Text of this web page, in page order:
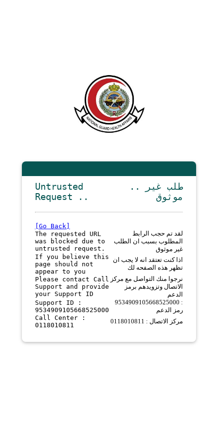
Untrusted
Request ..
.. طلب غير
موثوق
[Go Back]
The requested URL
was blocked due to
untrusted request.
لقد تم حجب الرابط
المطلوب بسبب ان الطلب
غير موثوق
If you believe this
page should not
appear to you
اذا كنت تعتقد انه لا يجب ان
تظهر هذه الصفحه لك
Please contact Call
Support and provide
your Support ID
نرجوا منك التواصل مع مركز
الاتصال وتزويدهم برمز
الدعم
Support ID :
9534909105668525000
9534909105668525000 :
رمز الدعم
Call Center :
0118010811
مركز الاتصال : 0118010811